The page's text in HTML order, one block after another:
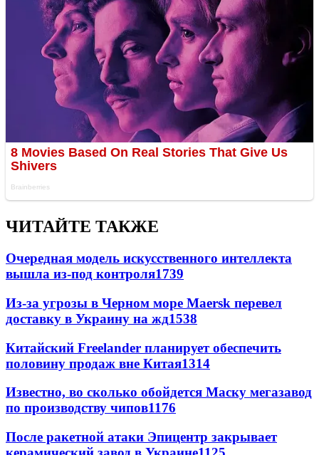
ЧИТАЙТЕ ТАКЖЕ
Очередная модель искусственного интеллекта
вышла из-под контроля1739
Из-за угрозы в Черном море Maersk перевел
доставку в Украину на жд1538
Китайский Freelander планирует обеспечить
половину продаж вне Китая1314
Известно, во сколько обойдется Маску мегазавод
по производству чипов1176
После ракетной атаки Эпицентр закрывает